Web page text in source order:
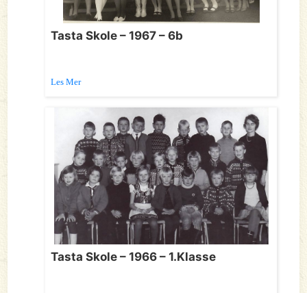
Tasta Skole – 1967 – 6b
Les Mer
Tasta Skole – 1966 – 1.Klasse